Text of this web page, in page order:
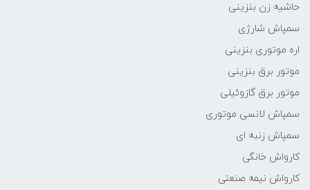
حاشیه زن بنزینی
سمپاش شارژی
اره موتوری بنزینی
موتور برق بنزینی
موتور برق گازوئیلی
سمپاش لانسی موتوری
سمپاش زنبه ای
کارواش خانگی
کارواش نیمه صنعتی